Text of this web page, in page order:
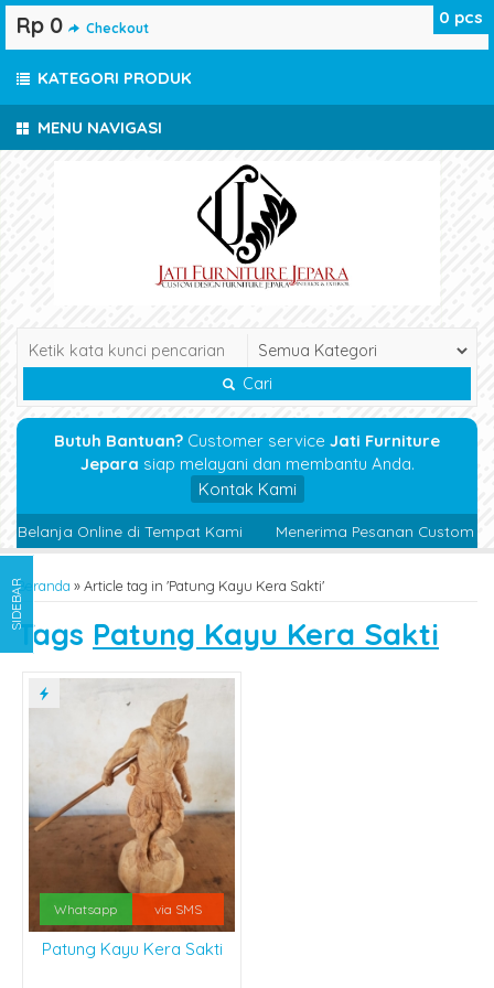
MENU NAVIGASI
Cari
Butuh Bantuan? Customer service Jati Furniture
Jepara siap melayani dan membantu Anda.
Kontak Kami
Belanja Online di Tempat Kami Menerima Pesanan Custom
Beranda »Article tag in 'Patung Kayu Kera Sakti'
Tags Patung Kayu Kera Sakti
Whatsapp via SMS
Patung Kayu Kera Sakti
0 pcs
Rp 0 Checkout
KATEGORI PRODUK
SIDEBAR